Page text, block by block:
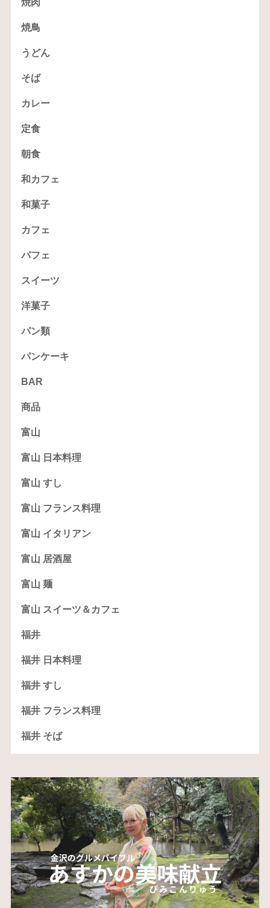
焼肉
焼鳥
うどん
そば
カレー
定食
朝食
和カフェ
和菓子
カフェ
パフェ
スイーツ
洋菓子
パン類
パンケーキ
BAR
商品
富山
富山 日本料理
富山 すし
富山 フランス料理
富山 イタリアン
富山 居酒屋
富山 麺
富山 スイーツ＆カフェ
福井
福井 日本料理
福井 すし
福井 フランス料理
福井 そば